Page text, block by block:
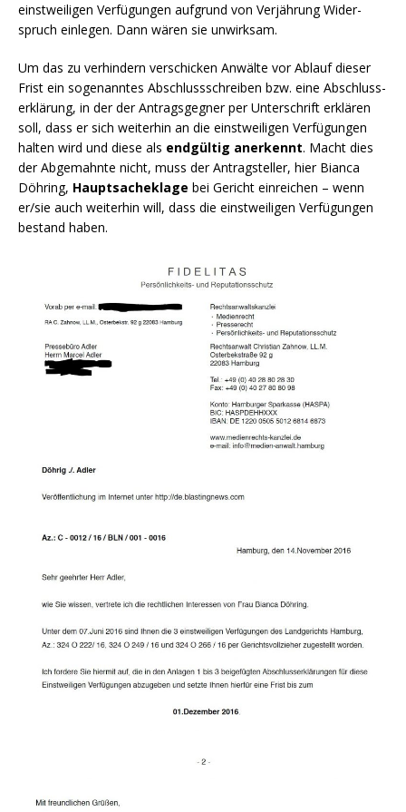
einst­wei­li­gen Ver­fü­gun­gen auf­grund von Ver­jäh­rung Wider­
spruch ein­le­gen. Dann wären sie unwirksam.
Um das zu ver­hin­dern ver­schi­cken Anwäl­te vor Ablauf die­ser
Frist ein soge­nann­tes Abschluss­schrei­ben bzw. eine Abschluss­
erklä­rung, in der der Antrags­geg­ner per Unter­schrift erklä­ren
soll, dass er sich wei­ter­hin an die einst­wei­li­gen Ver­fü­gun­gen
hal­ten wird und die­se als end­gül­tig aner­kennt. Macht dies
der Abge­mahn­te nicht, muss der Antrag­stel­ler, hier Bian­ca
Döh­ring, Haupt­sa­che­kla­ge bei Gericht ein­rei­chen – wenn
er/sie auch wei­ter­hin will, dass die einst­wei­li­gen Ver­fü­gun­gen
bestand haben.